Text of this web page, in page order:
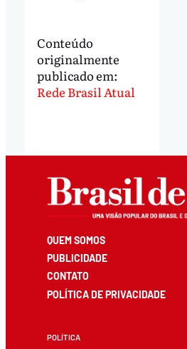
Conteúdo
originalmente
publicado em:
Rede Brasil Atual
QUEM SOMOS
PUBLICIDADE
CONTATO
POLÍTICA DE PRIVACIDADE
POLÍTICA